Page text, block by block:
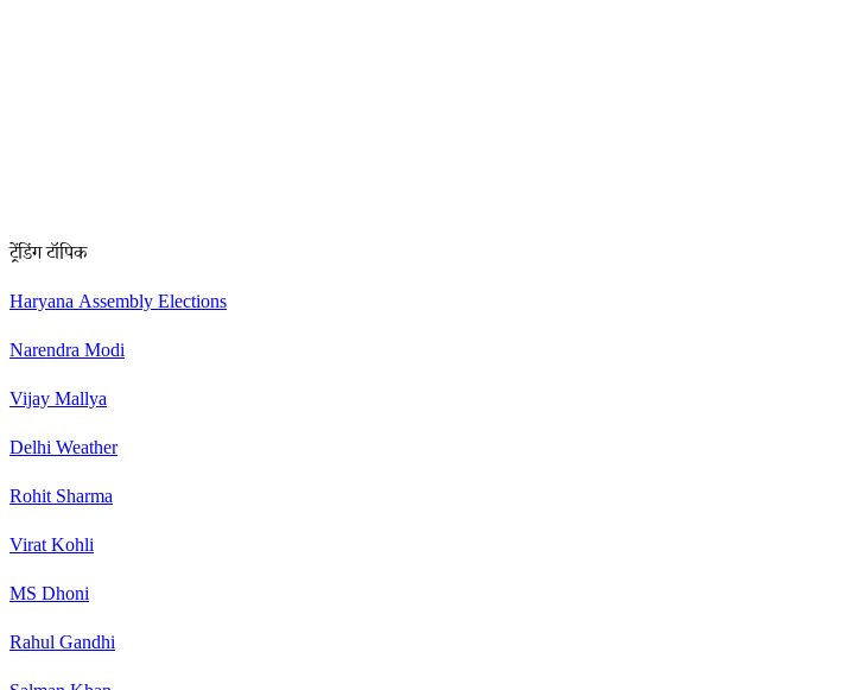
ट्रेंडिंग टॉपिक
Haryana Assembly Elections
Narendra Modi
Vijay Mallya
Delhi Weather
Rohit Sharma
Virat Kohli
MS Dhoni
Rahul Gandhi